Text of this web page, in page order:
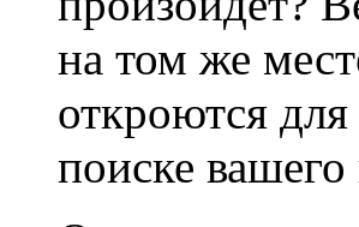
на том же
откроются
поиске вашего